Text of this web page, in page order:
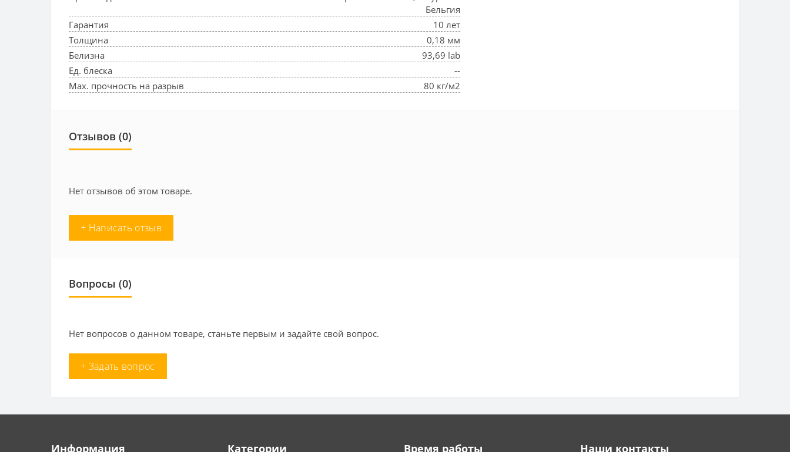
Бельгия
Гарантия
10 лет
Толщина
0,18 мм
Белизна
93,69 lab
Ед. блеска
--
Max. прочность на разрыв
80 кг/м2
Отзывов (0)
Нет отзывов об этом товаре.
+ Написать отзыв
Вопросы (0)
Нет вопросов о данном товаре, станьте первым и задайте свой вопрос.
+ Задать вопрос
Информация Категории Время работы Наши контакты